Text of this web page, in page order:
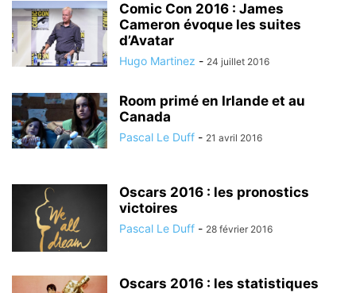
Comic Con 2016 : James
Cameron évoque les suites
d’Avatar
Hugo Martinez - 24 juillet 2016
Room primé en Irlande et au
Canada
Pascal Le Duff - 21 avril 2016
Oscars 2016 : les pronostics
victoires
Pascal Le Duff - 28 février 2016
Oscars 2016 : les statistiques